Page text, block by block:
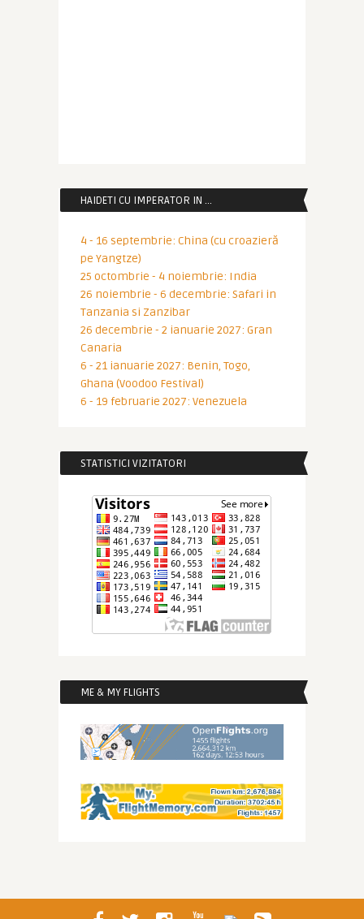
HAIDETI CU IMPERATOR IN …
4 - 16 septembrie: China (cu croazieră
pe Yangtze)
25 octombrie - 4 noiembrie: India
26 noiembrie - 6 decembrie: Safari in
Tanzania si Zanzibar
26 decembrie - 2 ianuarie 2027: Gran
Canaria
6 - 21 ianuarie 2027: Benin, Togo,
Ghana (Voodoo Festival)
6 - 19 februarie 2027: Venezuela
STATISTICI VIZITATORI
ME & MY FLIGHTS